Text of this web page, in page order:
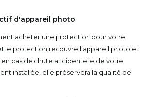
d'appareil photo
acheter une protection pour votre
protection recouvre l'appareil photo et
cas de chute accidentelle de votre
installée, elle préservera la qualité de